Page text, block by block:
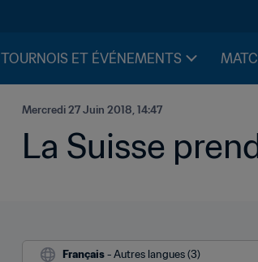
TOURNOIS ET ÉVÉNEMENTS
Mercredi 27 Juin 2018, 14:47
La Suisse
Français - Autres langues (3)